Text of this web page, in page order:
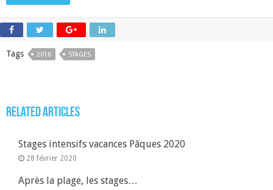
Tags 2016 STAGES
Related Articles
Stages intensifs vacances Pâques 2020
28 février 2020
Après la plage, les stages…